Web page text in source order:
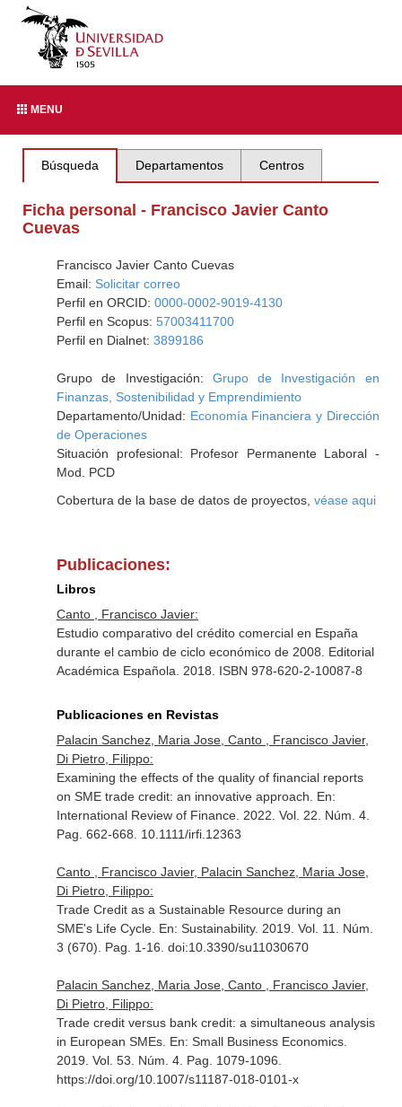
MENU
Búsqueda Departamentos Centros
Ficha personal - Francisco Javier Canto
Cuevas
Francisco Javier Canto Cuevas
Email: Solicitar correo
Perfil en ORCID: 0000-0002-9019-4130
Perfil en Scopus: 57003411700
Perfil en Dialnet: 3899186
Grupo de Investigación: Grupo de Investigación en
Finanzas, Sostenibilidad y Emprendimiento
Departamento/Unidad: Economía Financiera y Dirección
de Operaciones
Situación profesional: Profesor Permanente Laboral -
Mod. PCD
Cobertura de la base de datos de proyectos, véase aqui
Publicaciones:
Libros
Canto , Francisco Javier:
Estudio comparativo del crédito comercial en España
durante el cambio de ciclo económico de 2008. Editorial
Académica Española. 2018. ISBN 978-620-2-10087-8
Publicaciones en Revistas
Palacin Sanchez, Maria Jose, Canto , Francisco Javier,
Di Pietro, Filippo:
Examining the effects of the quality of financial reports
on SME trade credit: an innovative approach. En:
International Review of Finance. 2022. Vol. 22. Núm. 4.
Pag. 662-668. 10.1111/irfi.12363
Canto , Francisco Javier, Palacin Sanchez, Maria Jose,
Di Pietro, Filippo:
Trade Credit as a Sustainable Resource during an
SME's Life Cycle. En: Sustainability. 2019. Vol. 11. Núm.
3 (670). Pag. 1-16. doi:10.3390/su11030670
Palacin Sanchez, Maria Jose, Canto , Francisco Javier,
Di Pietro, Filippo:
Trade credit versus bank credit: a simultaneous analysis
in European SMEs. En: Small Business Economics.
2019. Vol. 53. Núm. 4. Pag. 1079-1096.
https://doi.org/10.1007/s11187-018-0101-x